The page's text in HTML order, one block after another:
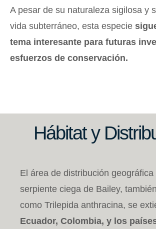
A pesar de su naturaleza sigilosa y
vida subterráneo, esta especie
tema interesante para futuras
esfuerzos de conservación.
Hábitat y
El área de distribución geográfica
serpiente ciega de Bailey,
como Trilepida anthracina, se
Ecuador, Colombia, y los